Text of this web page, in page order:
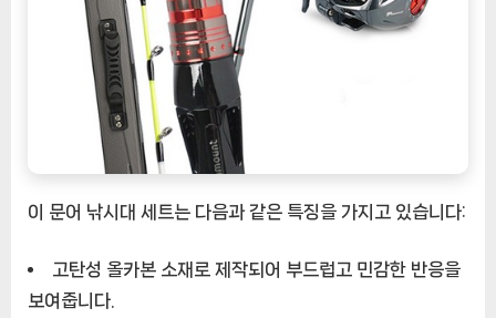
[EatingNOW
천
품]
이 문어 낚시대 세트는 다음과 같은 특징을 가지고 있습니다:
고탄성 올카본 소재로 제작되어 부드럽고 민감한 반응을
보여줍니다.